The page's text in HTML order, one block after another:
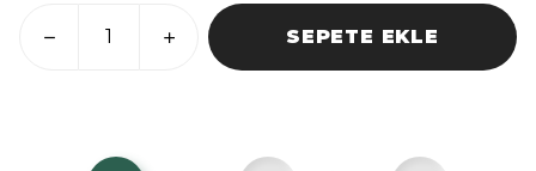
SEPETE EKLE